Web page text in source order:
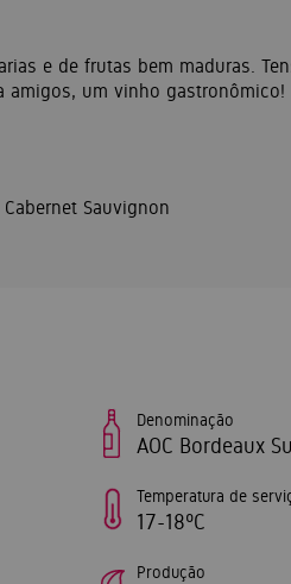
e de frutas bem maduras.
amigos, um vinho gastronômico!
Sauvignon
Denominação
AOC Bordeaux
Temperatura de
17-18ºC
Produção